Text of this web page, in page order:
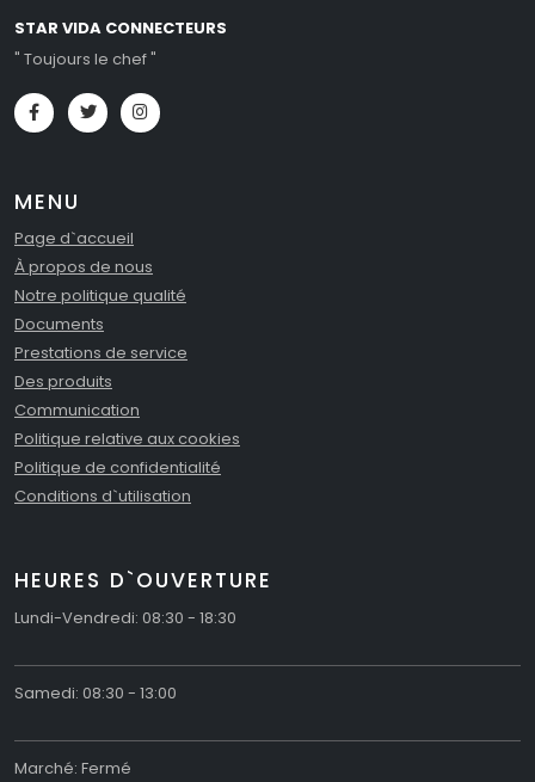
STAR VIDA CONNECTEURS
" Toujours le chef "
MENU
Page d`accueil
À propos de nous
Notre politique qualité
Documents
Prestations de service
Des produits
Communication
Politique relative aux cookies
Politique de confidentialité
Conditions d`utilisation
HEURES D`OUVERTURE
Lundi-Vendredi: 08:30 - 18:30
Samedi: 08:30 - 13:00
Marché: Fermé